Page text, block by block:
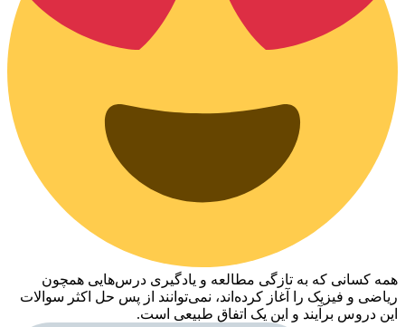
همه کسانی که به تازگی مطالعه و یادگیری درس‌هایی همچون
ریاضی و فیزیک را آغاز کرده‌اند، نمی‌توانند از پس حل اکثر سوالات
این دروس برآیند و این یک اتفاق طبیعی است.